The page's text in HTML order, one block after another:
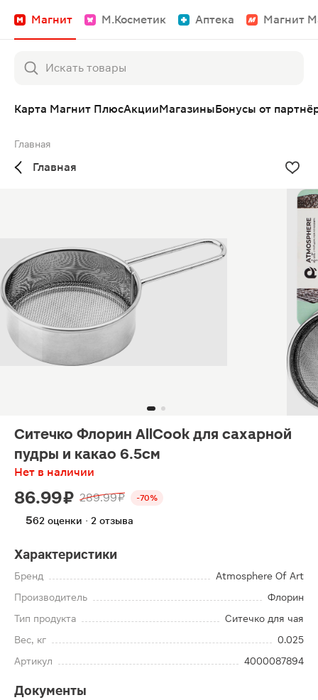
Магнит М.Косметик Аптека Магнит
Карта Магнит ПлюсАкцииМагазиныБонусы от
Главная
Главная
Ситечко Флорин AllCook для сахарной
пудры и какао 6.5см
Нет в наличии
86.99 ₽ 289.99 ₽ -70%
562 оценки · 2 отзыва
Характеристики
Бренд
Atmosphere Of Art
Производитель
Флорин
Тип продукта
Ситечко для чая
Вес, кг
0.025
Артикул
4000087894
Документы